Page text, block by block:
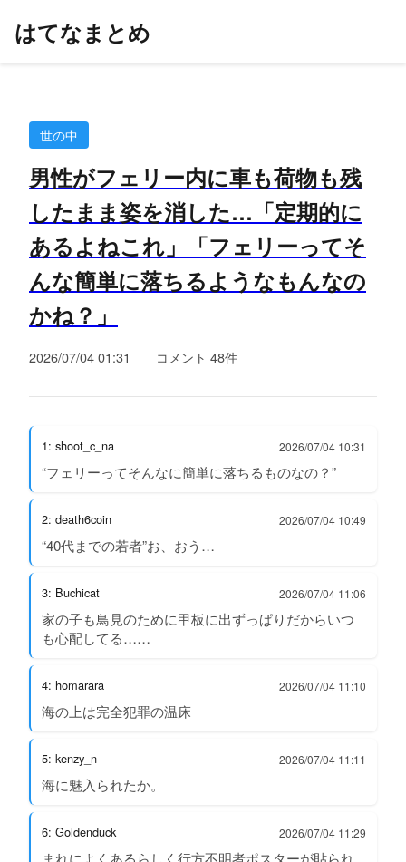
はてなまとめ
世の中
男性がフェリー内に車も荷物も残
したまま姿を消した…「定期的に
あるよねこれ」「フェリーってそ
んな簡単に落ちるようなもんなの
かね？」
2026/07/04 01:31 コメント 48件
1: shoot_c_na 2026/07/04 10:31
“フェリーってそんなに簡単に落ちるものなの？”
2: death6coin 2026/07/04 10:49
“40代までの若者”お、おう…
3: Buchicat 2026/07/04 11:06
家の子も鳥見のために甲板に出ずっぱりだからいつ
も心配してる……
4: homarara 2026/07/04 11:10
海の上は完全犯罪の温床
5: kenzy_n 2026/07/04 11:11
海に魅入られたか。
6: Goldenduck 2026/07/04 11:29
まれによくあるらしく行方不明者ポスターが貼られ